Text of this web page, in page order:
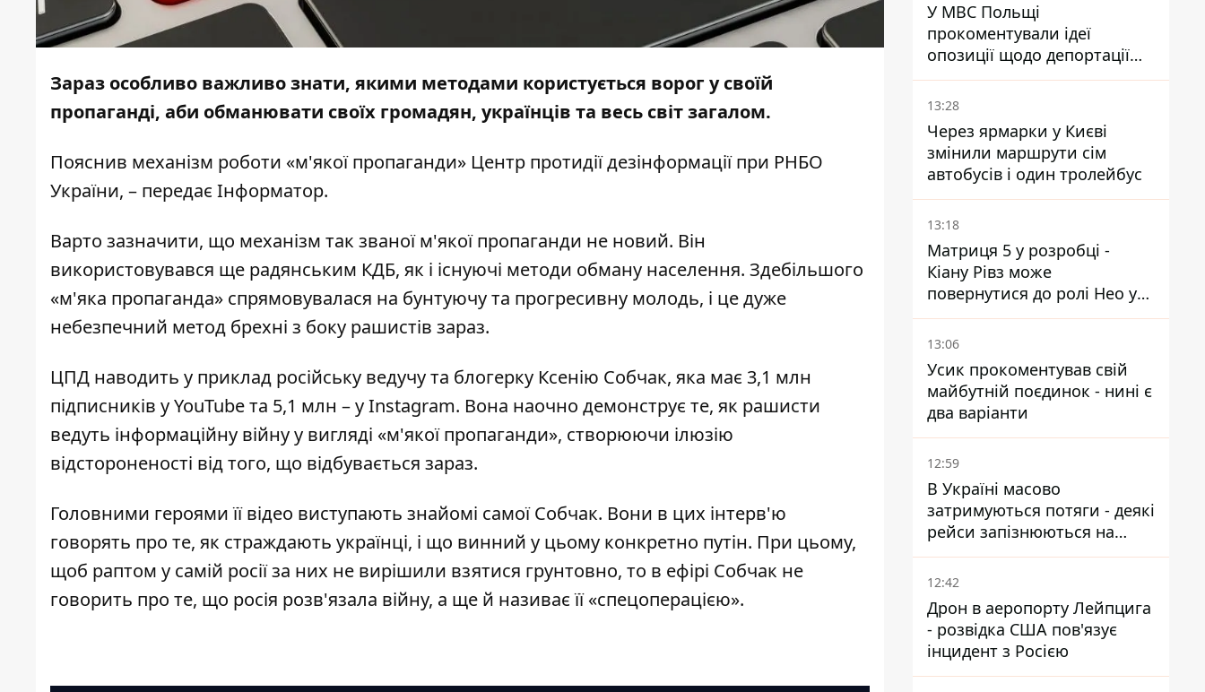
Зараз особливо важливо знати, якими методами користується ворог у своїй
пропаганді, аби обманювати своїх громадян, українців та весь світ загалом.
Пояснив механізм роботи «м'якої пропаганди» Центр протидії дезінформації при РНБО
України, – передає Інформатор.
Варто зазначити, що механізм так званої м'якої пропаганди не новий. Він
використовувався ще радянським КДБ, як і існуючі методи обману населення. Здебільшого
«м'яка пропаганда» спрямовувалася на бунтуючу та прогресивну молодь, і це дуже
небезпечний метод брехні з боку рашистів зараз.
ЦПД наводить у приклад російську ведучу та блогерку Ксенію Собчак, яка має 3,1 млн
підписників у YouTube та 5,1 млн – у Instagram. Вона наочно демонструє те, як рашисти
ведуть інформаційну війну у вигляді «м'якої пропаганди», створюючи ілюзію
відстороненості від того, що відбувається зараз.
Головними героями її відео виступають знайомі самої Собчак. Вони в цих інтерв'ю
говорять про те, як страждають українці, і що винний у цьому конкретно путін. При цьому,
щоб раптом у самій росії за них не вирішили взятися грунтовно, то в ефірі Собчак не
говорить про те, що росія розв'язала війну, а ще й називає її «спецоперацією».
У МВС Польщі
прокоментували ідеї
опозиції щодо депортації
українських чоловіків -
абсурд і популізм
13:28
Через ярмарки у Києві
змінили маршрути сім
автобусів і один тролейбус
13:18
Матриця 5 у розробці -
Кіану Рівз може
повернутися до ролі Нео у
п'ятій частині
13:06
Усик прокоментував свій
майбутній поєдинок - нині є
два варіанти
12:59
В Україні масово
затримуються потяги - деякі
рейси запізнюються на
понад 12 годин
12:42
Дрон в аеропорту Лейпцига
- розвідка США пов'язує
інцидент з Росією